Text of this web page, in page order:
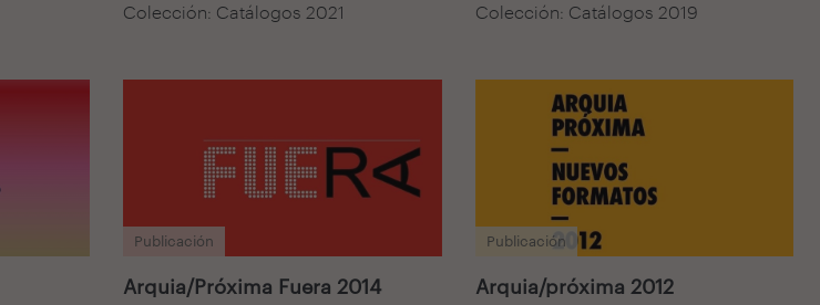
Colección: Catálogos 2021 Colección: Catálogos 2019
Publicación
Arquia/Próxima Fuera 2014
Publicación
Arquia/próxima 2012